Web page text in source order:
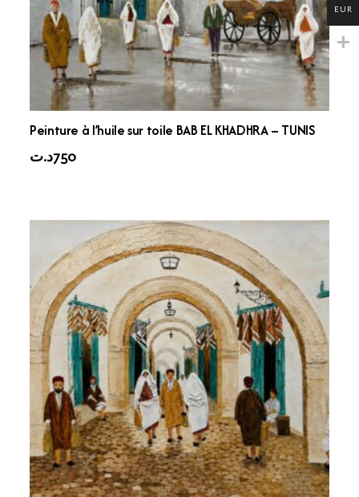
Peinture à l’huile sur toile BAB EL KHADHRA – TUNIS
750د.ت
EUR